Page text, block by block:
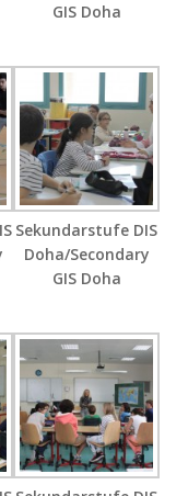
GIS Doha
Sekundarstufe DIS
Doha/Secondary
GIS Doha